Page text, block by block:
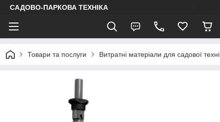
САДОВО-ПАРКОВА ТЕХНІКА
Товари та послуги Витратні матеріали для садової